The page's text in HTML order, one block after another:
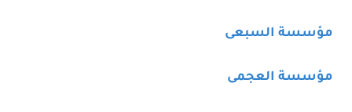
مؤسسة السبعى
مؤسسة العجمى